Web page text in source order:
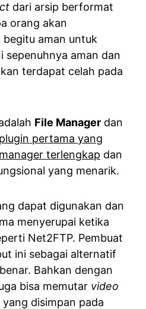
dari arsip berformat
orang akan
aman untuk
sepenuhnya aman dan
terdapat celah pada
File Manager dan
plugin pertama yang
terlengkap dan
yang menarik.
dapat digunakan dan
menyerupai ketika
Net2FTP. Pembuat
ini sebagai alternatif
Bahkan dengan
bisa memutar video
disimpan pada